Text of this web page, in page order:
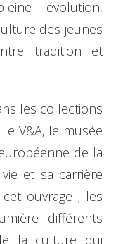
évolution,
des jeunes
tradition et
les collections
V&A, le musée
de la
et sa carrière
ouvrage ; les
différents
la culture qui